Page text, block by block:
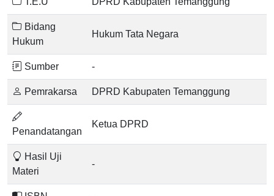
Bidang
Hukum
Hukum Tata Negara
Sumber -
Pemrakarsa DPRD Kabupaten Temanggung
Penandatangan
Ketua DPRD
Hasil Uji
Materi
-